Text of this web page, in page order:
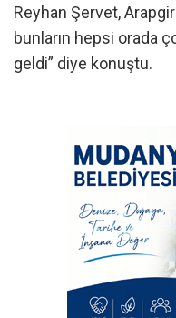
Reyhan Şervet,
bunların hepsi orada
geldi” diye konuştu.